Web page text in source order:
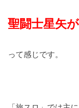
聖闘士星矢
って感じです。